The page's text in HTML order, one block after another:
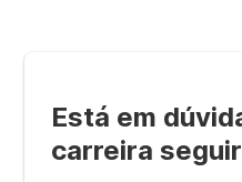
Está em
carreira